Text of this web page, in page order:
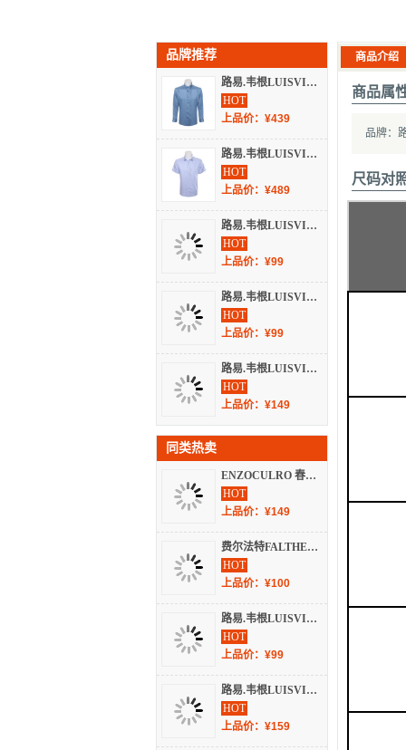
品牌推荐
路易.韦根LUISVIGIN 2022 不分季节 男装 衬衫 长袖休闲 EC224B
HOT
上品价：¥439
路易.韦根LUISVIGIN 2022 春夏 男装 衬衫 短袖休闲 ED029B
HOT
上品价：¥489
路易.韦根LUISVIGIN 不分季节 服装 男上装 男士衬衫 C288
HOT
上品价：¥99
路易.韦根LUISVIGIN 2022 春夏 男装 T恤 短袖T恤 ETX020Y
HOT
上品价：¥99
路易.韦根LUISVIGIN 不分季节 服装 男上装 男士衬衫 C289A
HOT
上品价：¥149
同类热卖
ENZOCULRO 春夏 服装 男上装 男士衬衫 A-105
HOT
上品价：¥149
费尔法特FALTHEAD 衬衫 春夏 短袖正装 FD151DC011
HOT
上品价：¥100
路易.韦根LUISVIGIN 不分季节 服装 男上装 男士衬衫 B-731
HOT
上品价：¥99
路易.韦根LUISVIGIN 男装 春夏 短袖正装 D77
HOT
上品价：¥159
商品介绍
商品属
品牌：
尺码对